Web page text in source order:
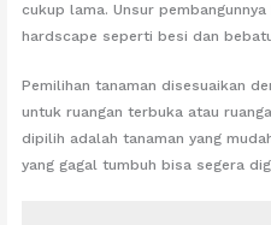
cukup lama. Unsur
hardscape seperti besi dan
Pemilihan tanaman disesuaikan
untuk ruangan terbuka atau
dipilih adalah tanaman yang
yang gagal tumbuh bisa segera